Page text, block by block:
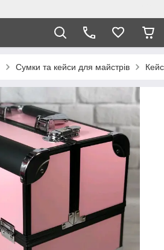
Сумки та кейси для майстрів